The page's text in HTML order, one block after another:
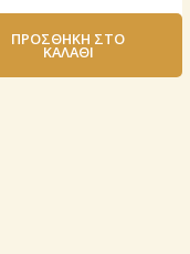
ΠΡΟΣΘΉΚΗ ΣΤΟ
ΚΑΛΆΘΙ